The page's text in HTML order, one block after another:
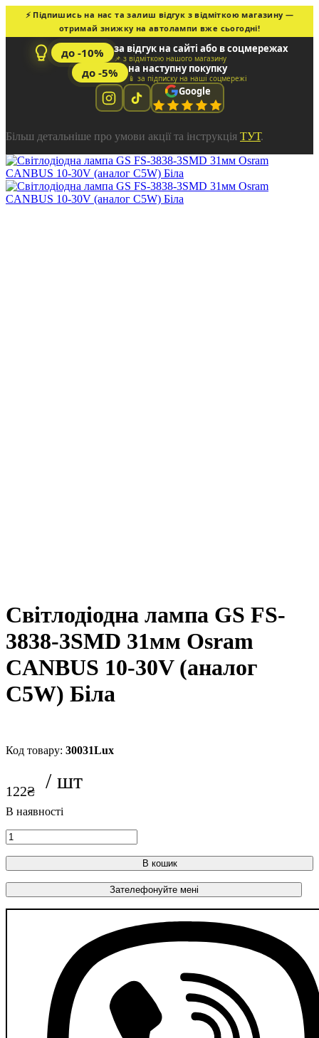
⚡ Підпишись на нас та залиш відгук з відміткою магазину —
отримай знижку на автолампи вже сьогодні!
до -10% за відгук на сайті або в соцмережах
📌 з відміткою нашого магазину
до -5% на наступну покупку
📱 за підписку на наші соцмережі
Google
Більш детальніше про умови акції та інструкція ТУТ.
Світлодіодна лампа GS FS-
3838-3SMD 31мм Osram
CANBUS 10-30V (аналог
C5W) Біла
30031Lux
122₴
В кошик
Зателефонуйте мені